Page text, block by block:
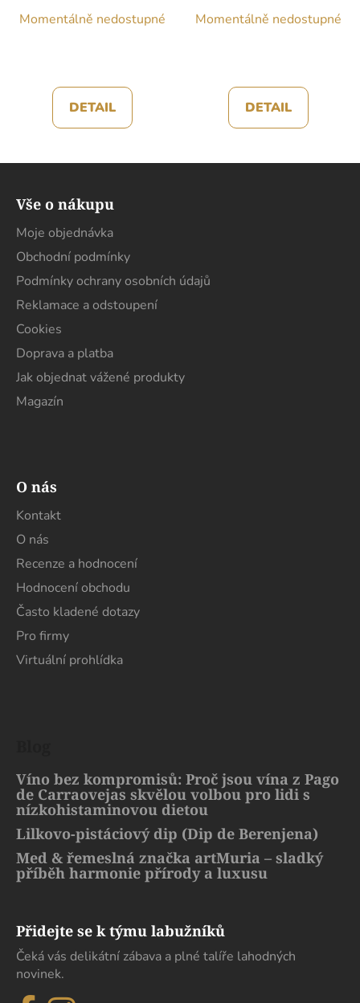
karamelem, Conüs, 70g
Momentálně nedostupné
DETAIL
Momentálně nedostupné
DETAIL
Vše o nákupu
Moje objednávka
Obchodní podmínky
Podmínky ochrany osobních údajů
Reklamace a odstoupení
Cookies
Doprava a platba
Jak objednat vážené produkty
Magazín
O nás
Kontakt
O nás
Recenze a hodnocení
Hodnocení obchodu
Často kladené dotazy
Pro firmy
Virtuální prohlídka
Víno bez kompromisů: Proč jsou vína z Pago
de Carraovejas skvělou volbou pro lidi s
nízkohistaminovou dietou
Lilkovo-pistáciový dip (Dip de Berenjena)
Med & řemeslná značka artMuria – sladký
příběh harmonie přírody a luxusu
Přidejte se k týmu labužníků
Čeká vás delikátní zábava a plné talíře lahodných
novinek.